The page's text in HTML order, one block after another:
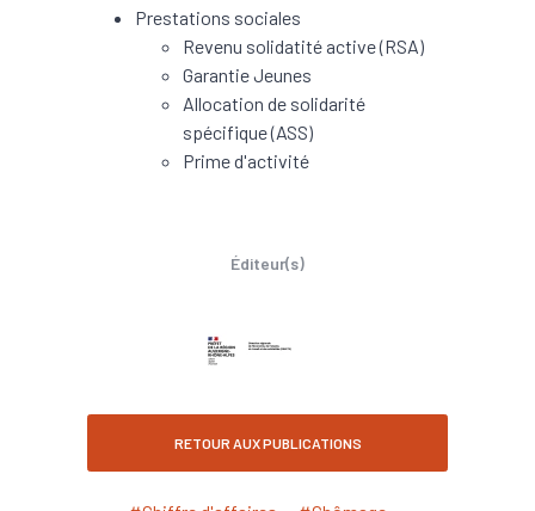
Prestations sociales
Revenu solidatité active (RSA)
Garantie Jeunes
Allocation de solidarité
spécifique (ASS)
Prime d'activité
Éditeur(s)
RETOUR AUX PUBLICATIONS